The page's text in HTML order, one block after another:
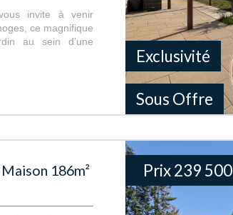
Sous Offre
Exclusivité
vous invite à venir
ce magnifique
au sein d’une
Prix239 500
186m²